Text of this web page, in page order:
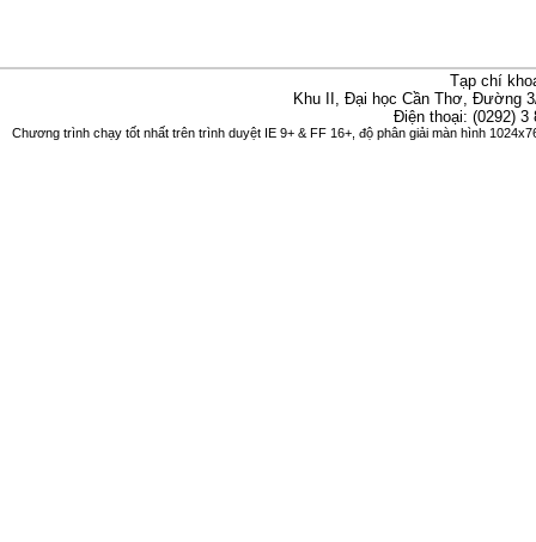
Tạp chí
Khu II, Đại học Cần Thơ, Đường
Điện thoại: (0292)
Chương trình chạy tốt nhất trên trình duyệt IE 9+ & FF 16+, độ phân giải màn hình